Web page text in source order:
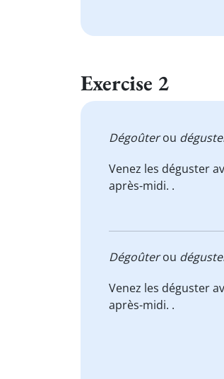
Exercise 2
Dégoûterou
Venez les déguster
après-midi. .
Dégoûterou
Venez les déguster
après-midi. .